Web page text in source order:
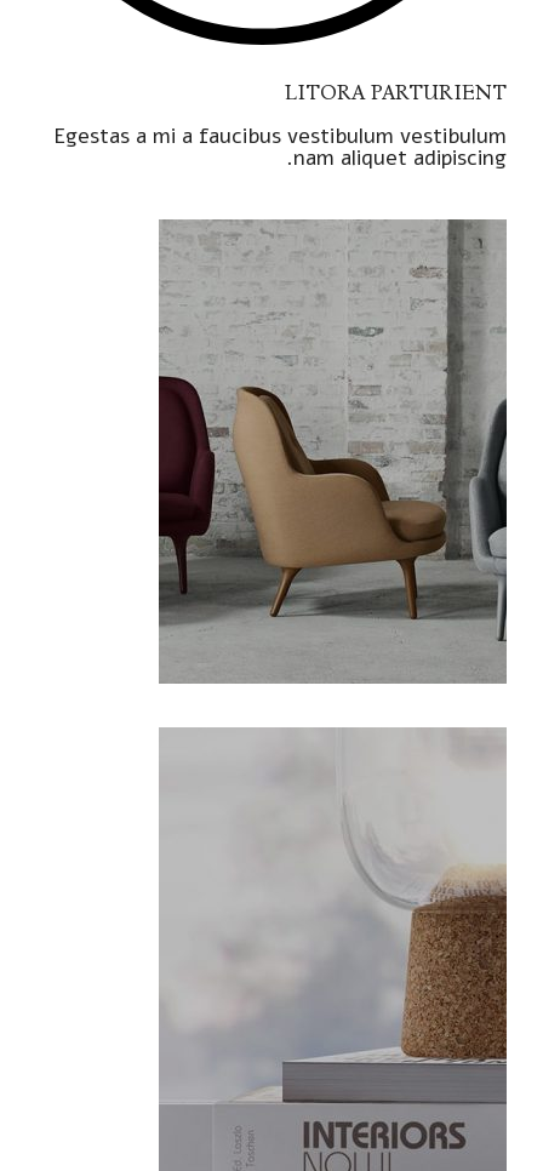
LITORA PARTURIENT
Egestas a mi a faucibus vestibulum vestibulum
nam aliquet adipiscing.